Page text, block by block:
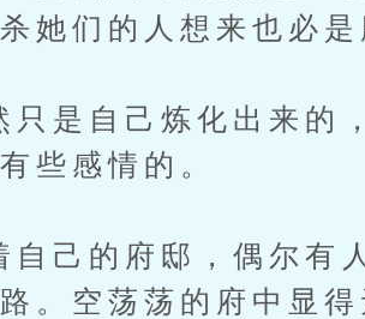
她们的人想来也必是
是自己炼化出来的
些感情的。
己的府邸，偶尔有
。空荡荡的府中显得